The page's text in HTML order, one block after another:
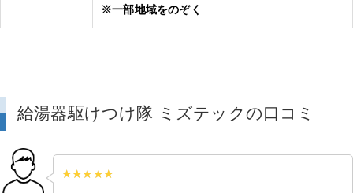
※一部地域をのぞく
給湯器駆けつけ隊 ミズテックの口コミ